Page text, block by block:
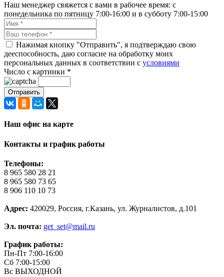
Наш менеджер свяжется с вами в рабочее время: с
понедельника по пятницу 7:00-16:00 и в субботу 7:00-15:00
Нажимая кнопку "Отправить", я подтверждаю свою
дееспособность, даю согласие на обработку моих
персональных данных в соответствии с условиями
Число с картинки *
Наш офис на карте
Контакты и график работы
Телефоны:
8 965 580 28 21
8 965 580 73 65
8 906 110 10 73
Адрес: 420029, Россия, г.Казань, ул. Журналистов, д.101
Эл. почта: get_set@mail.ru
График работы:
Пн-Пт 7:00-16:00
Сб 7:00-15:00
Вс ВЫХОДНОЙ